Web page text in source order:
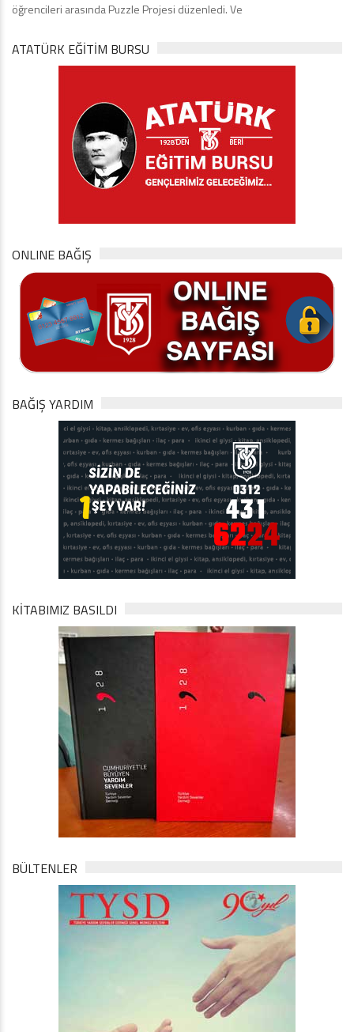
öğrencileri arasında Puzzle Projesi düzenledi. Ve
ATATÜRK EĞITIM BURSU
ONLINE BAĞIŞ
BAĞIŞ YARDIM
KİTABIMIZ BASILDI
BÜLTENLER